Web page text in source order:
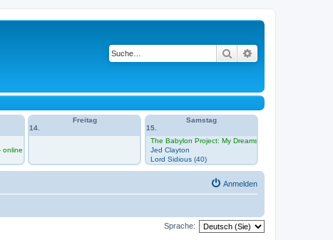
Suche
online
Freitag
14.
Samstag
15.
The Babylon Project: My Dreams Under Your Feet
Jed Clayton
Lord Sidious (40)
Anmelden
Sprache: